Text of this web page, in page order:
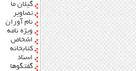
گیلان ما
تصاویر
نام آوران
ویژه نامه
اشخاص
کتابخانه
اسناد
گفتگوها